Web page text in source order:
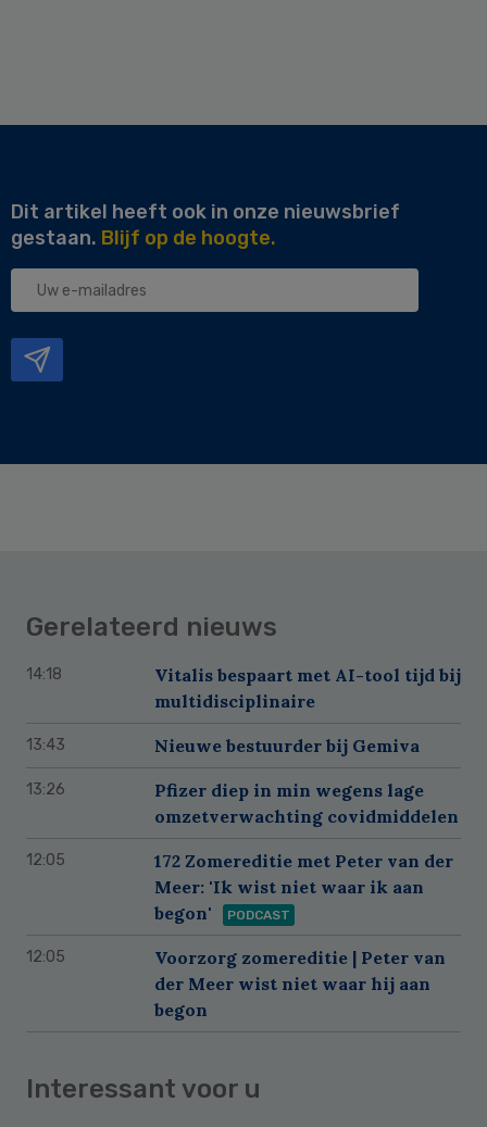
Dit artikel heeft ook in onze nieuwsbrief
gestaan. Blijf op de hoogte.
Uw
Gerelateerd nieuws
14:18
Vitalis bespaart met AI-tool tijd bij
multidisciplinaire
13:43 Nieuwe bestuurder bij Gemiva
13:26
Pfizer diep in min wegens lage
omzetverwachting covidmiddelen
12:05
172 Zomereditie met Peter van der
Meer: 'Ik wist niet waar ik aan
begon'
PODCAST
12:05
Voorzorg zomereditie | Peter van
der Meer wist niet waar hij aan
begon
Interessant voor u